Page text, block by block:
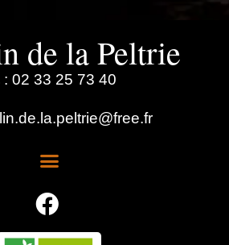
de la Peltrie
: 02 33 25 73 40